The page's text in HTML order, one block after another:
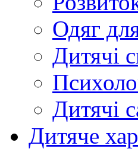
Одяг
Дитячі
Дитячі
Дитяче